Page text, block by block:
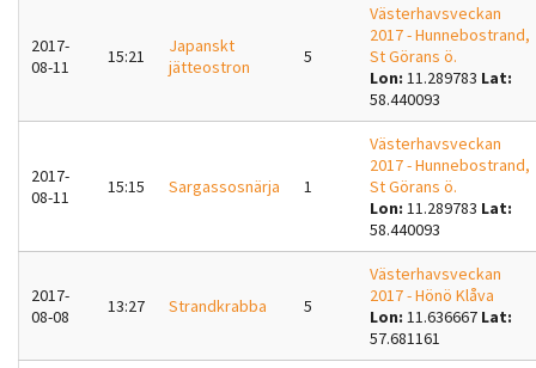
2017-
08-11
15:21
Japanskt
jätteostron
5
Västerhavsveckan
2017 - Hunnebostrand,
St Görans ö.
Lon: 11.289783 Lat:
58.440093
2017-
08-11
15:15 Sargassosnärja 1
Västerhavsveckan
2017 - Hunnebostrand,
St Görans ö.
Lon: 11.289783 Lat:
58.440093
2017-
08-08
13:27 Strandkrabba 5
Västerhavsveckan
2017 - Hönö Klåva
Lon: 11.636667 Lat:
57.681161